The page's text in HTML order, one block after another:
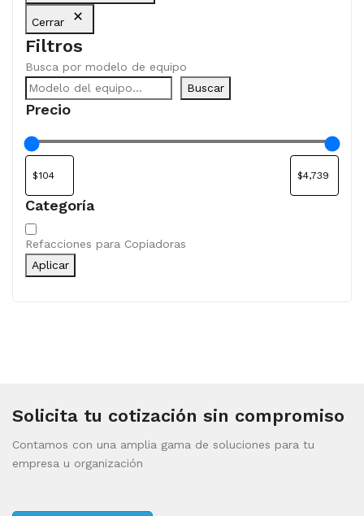
Cerrar
Filtros
Busca por modelo de equipo
Buscar
Precio
Categoría
Categoría
Refacciones para Copiadoras
Aplicar
Solicita tu cotización sin compromiso
Contamos con una amplia gama de soluciones para tu
empresa u organización